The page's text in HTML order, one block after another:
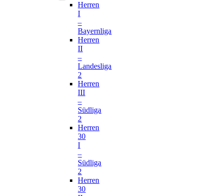
Herren
I
–
Bayernliga
Herren
II
–
Landesliga
2
Herren
III
–
Südliga
2
Herren
30
I
–
Südliga
2
Herren
30